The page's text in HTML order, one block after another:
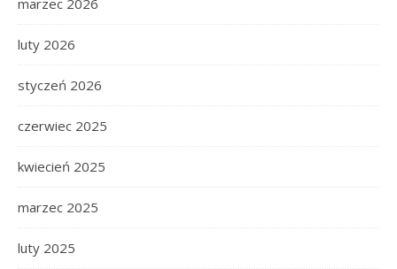
marzec 2026
luty 2026
styczeń 2026
czerwiec 2025
kwiecień 2025
marzec 2025
luty 2025